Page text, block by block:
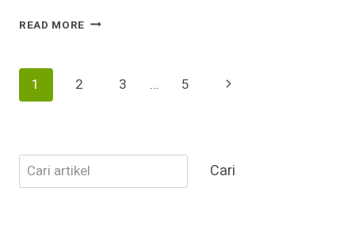
READ MORE KEJATUHAN
Page
1 2 3 … 5
Next
Cari Cari